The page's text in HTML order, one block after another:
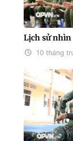
Lịch sử
10 tháng